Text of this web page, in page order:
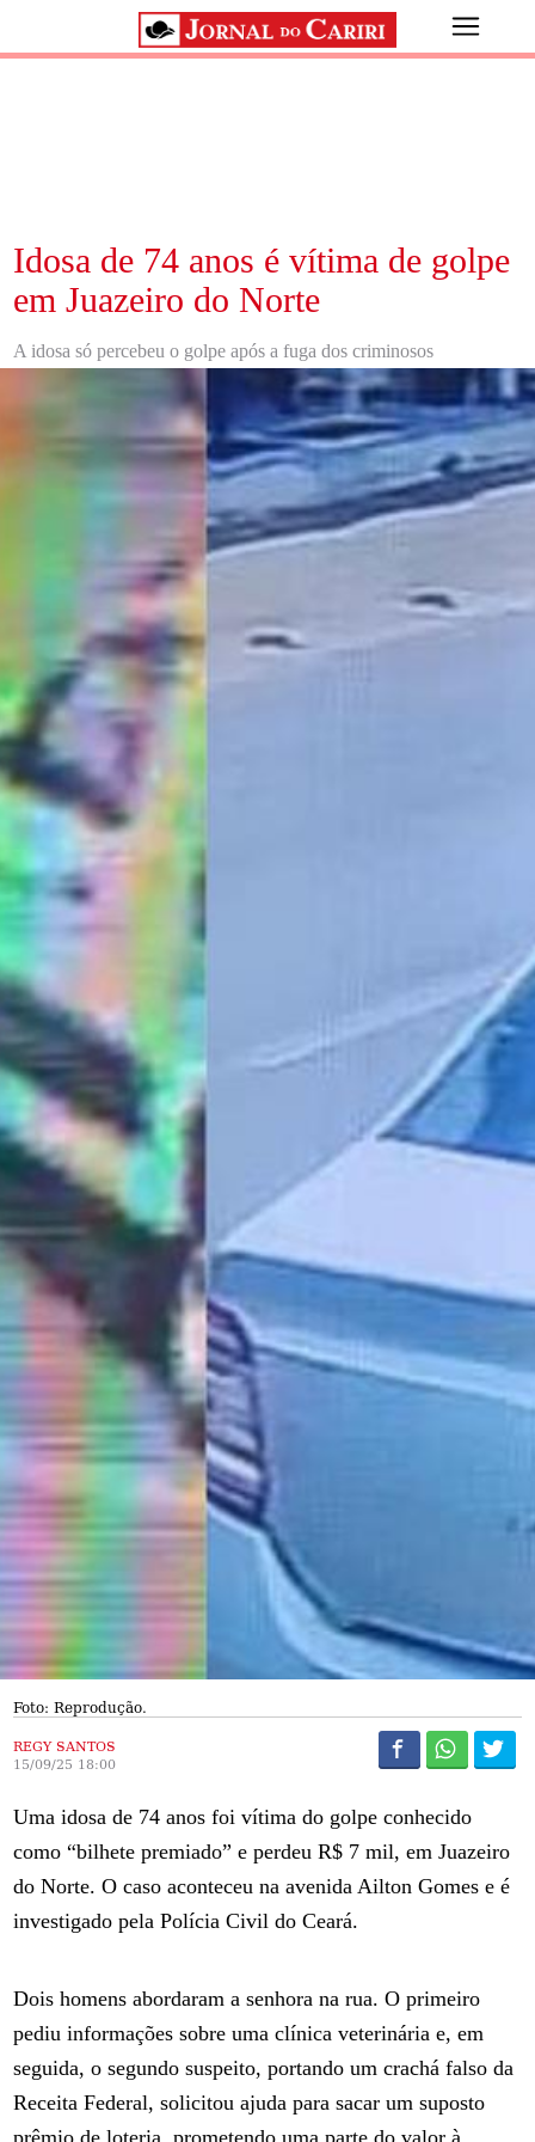
Idosa de 74 anos é vítima de golpe
em Juazeiro do Norte
A idosa só percebeu o golpe após a fuga dos criminosos
Foto: Reprodução.
REGY SANTOS
15/09/25 18:00
Uma idosa de 74 anos foi vítima do golpe conhecido
como “bilhete premiado” e perdeu R$ 7 mil, em Juazeiro
do Norte. O caso aconteceu na avenida Ailton Gomes e é
investigado pela Polícia Civil do Ceará.
Dois homens abordaram a senhora na rua. O primeiro
pediu informações sobre uma clínica veterinária e, em
seguida, o segundo suspeito, portando um crachá falso da
Receita Federal, solicitou ajuda para sacar um suposto
prêmio de loteria, prometendo uma parte do valor à